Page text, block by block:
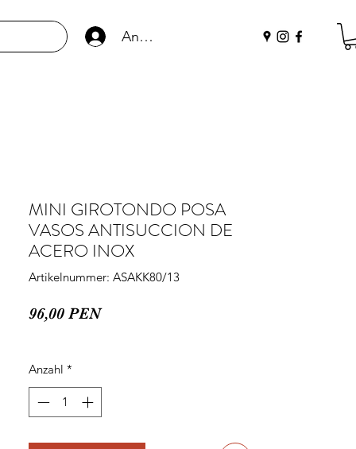
Anmelden
MINI GIROTONDO POSA
VASOS ANTISUCCION DE
ACERO INOX
Artikelnummer: ASAKK80/13
96,00 PENPreis
Anzahl *